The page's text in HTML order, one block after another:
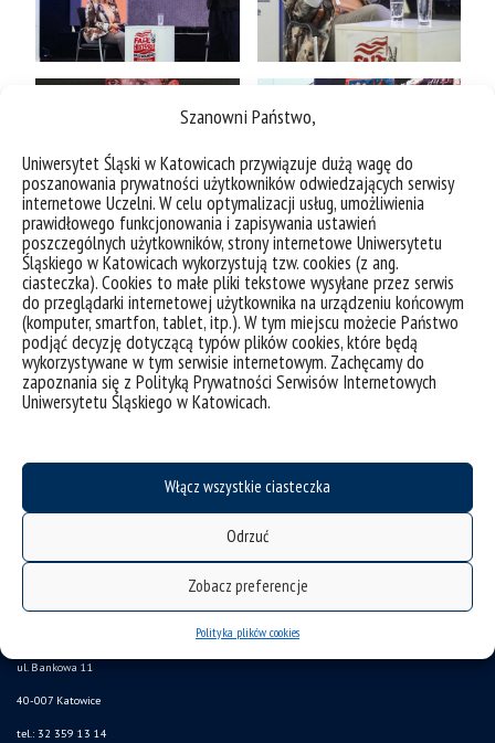
Szanowni Państwo,
Uniwersytet Śląski w Katowicach przywiązuje dużą wagę do
poszanowania prywatności użytkowników odwiedzających serwisy
internetowe Uczelni. W celu optymalizacji usług, umożliwienia
prawidłowego funkcjonowania i zapisywania ustawień
poszczególnych użytkowników, strony internetowe Uniwersytetu
Śląskiego w Katowicach wykorzystują tzw. cookies (z ang.
ciasteczka). Cookies to małe pliki tekstowe wysyłane przez serwis
do przeglądarki internetowej użytkownika na urządzeniu końcowym
(komputer, smartfon, tablet, itp.). W tym miejscu możecie Państwo
podjąć decyzję dotyczącą typów plików cookies, które będą
wykorzystywane w tym serwisie internetowym. Zachęcamy do
zapoznania się z Polityką Prywatności Serwisów Internetowych
Uniwersytetu Śląskiego w Katowicach.
Włącz wszystkie ciasteczka
Odrzuć
Zobacz preferencje
Polityka plików cookies
deklaracja dostępności
ul. Bankowa 11
40-007 Katowice
tel.: 32 359 13 14